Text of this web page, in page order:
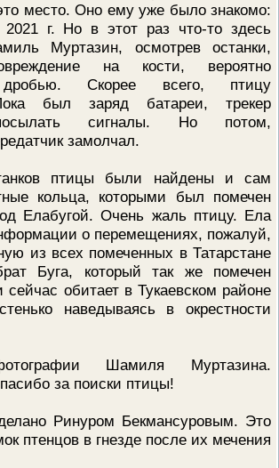
ПРОВЕРОЧНЫЙ ЛИСТ,
ПРИМЕНЯЕМЫЙ ПРИ
ОСУЩЕСТВЛЕНИИ
ГОСУДАРСТВЕННОГО
ОБЛАСТИ ОХРАНЫ И
ИСПОЛЬЗОВАНИЯ ООПТ
ФЕДЕРАЛЬНОГО ЗНАЧЕНИЯ
ПРОГРАММА ПРОФИЛАКТИКИ
РИСКОВ ПРИЧИНЕНИЯ
ПЛАН ПРОВЕДЕНИЯ
МЕРОПРИЯТИЙ
ИСЧЕРПЫВАЮЩИЙ
СВЕДЕНИЙ, КОТОРЫЕ МОГУТ
ЗАПРАШИВАТЬСЯ
(НАДЗОРНЫМ) ОРГАНОМ У
КОНТРОЛИРУЕМОГО ЛИЦА
место. Оно ему уже было знакомо:
г. Но в этот раз что-то здесь
Муртазин, осмотрев останки,
на кости, вероятно
дробью. Скорее всего, птицу
был заряд батареи, трекер
сигналы. Но потом,
замолчал.
птицы были найдены и сам
кольца, которыми был помечен
Елабугой. Очень жаль птицу. Ела
о перемещениях, пожалуй,
из всех помеченных в Татарстане
Буга, который так же помечен
обитает в Тукаевском районе
наведываясь в окрестности
Шамиля Муртазина.
за поиски птицы!
Ринуром Бекмансуровым. Это
птенцов в гнезде после их мечения